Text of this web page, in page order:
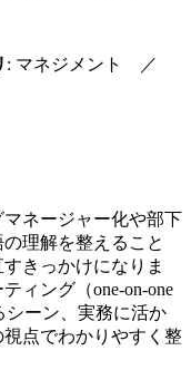
: マネジメント ／
ネージャー化や部下
理解を整えること
きっかけになりま
ィング（one-on-one
シーン、実務に活か
点でわかりやすく整